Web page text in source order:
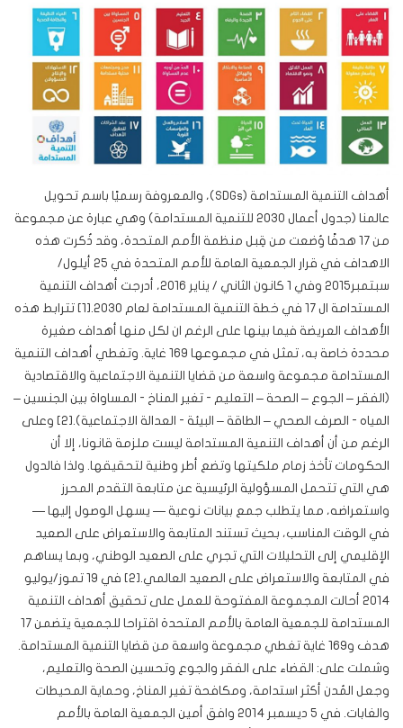
أهداف التنمية المستدامة (SDGs)، والمعروفة رسميًا باسم تحويل
عالمنا (جدول أعمال 2030 للتنمية المستدامة) وهي عبارة عن مجموعة
من 17 هدفًا وُضعت من قِبل منظمة الأمم المتحدة، وقد ذُكرت هذه
الاهداف في قرار الجمعية العامة للأمم المتحدة في 25 أيلول/
سبتمبر2015 وفي 1 كانون الثاني / يناير 2016، أدرجت أهداف التنمية
المستدامة ال 17 في خطة التنمية المستدامة لعام 2030.[1] تترابط هذه
الأهداف العريضة فيما بينها على الرغم ان لكل منها أهداف صغيرة
محددة خاصة به، تمثل في مجموعها 169 غاية. وتغطي أهداف التنمية
المستدامة مجموعة واسعة من قضايا التنمية الاجتماعية والاقتصادية
(الفقر – الجوع – الصحة – التعليم - تغير المناخ - المساواة بين الجنسين –
المياه - الصرف الصحي – الطاقة – البيئة - العدالة الاجتماعية).[2] وعلى
الرغم من أن أهداف التنمية المستدامة ليست ملزمة قانونا، إلا أن
الحكومات تأخذ زمام ملكيتها وتضع أطر وطنية لتحقيقها. ولذا فالدول
هي التي تتحمل المسؤولية الرئيسية عن متابعة التقدم المحرز
واستعراضه، مما يتطلب جمع بيانات نوعية — يسهل الوصول إليها —
في الوقت المناسب، بحيث تستند المتابعة والاستعراض على الصعيد
الإقليمي إلى التحليلات التي تجري على الصعيد الوطني، وبما يساهم
في المتابعة والاستعراض على الصعيد العالمي.[2] في 19 تموز/يوليو
2014 أحالت المجموعة المفتوحة للعمل على تحقيق أهداف التنمية
المستدامة للجمعية العامة بالأمم المتحدة اقتراحا للجمعية يتضمن 17
هدف و169 غاية تغطي مجموعة واسعة من قضايا التنمية المستدامة.
وشملت على: القضاء على الفقر والجوع وتحسين الصحة والتعليم،
وجعل المُدن أكثر استدامة، ومكافحة تغير المناخ، وحماية المحيطات
والغابات. في 5 ديسمبر 2014 وافق أمين الجمعية العامة بالأمم